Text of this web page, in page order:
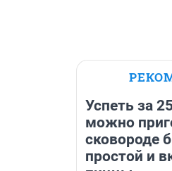
Успеть за
можно
сковороде
простой и